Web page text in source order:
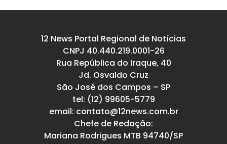
12 News Portal Regional de Notícias
CNPJ 40.440.219.0001-26
Rua República do Iraque, 40
Jd. Osvaldo Cruz
São José dos Campos – SP
tel: (12) 99605-5779
email: contato@12news.com.br
Chefe de Redação:
Mariana Rodrigues MTB 94740/SP